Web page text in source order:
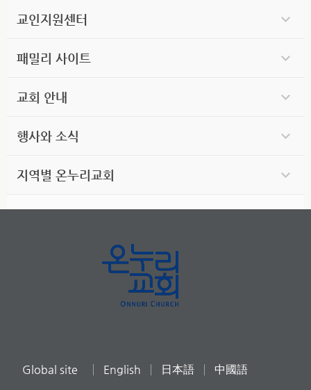
교인지원센터
패밀리 사이트
교회 안내
행사와 소식
지역별 온누리교회
Global site English 日本語 中國語